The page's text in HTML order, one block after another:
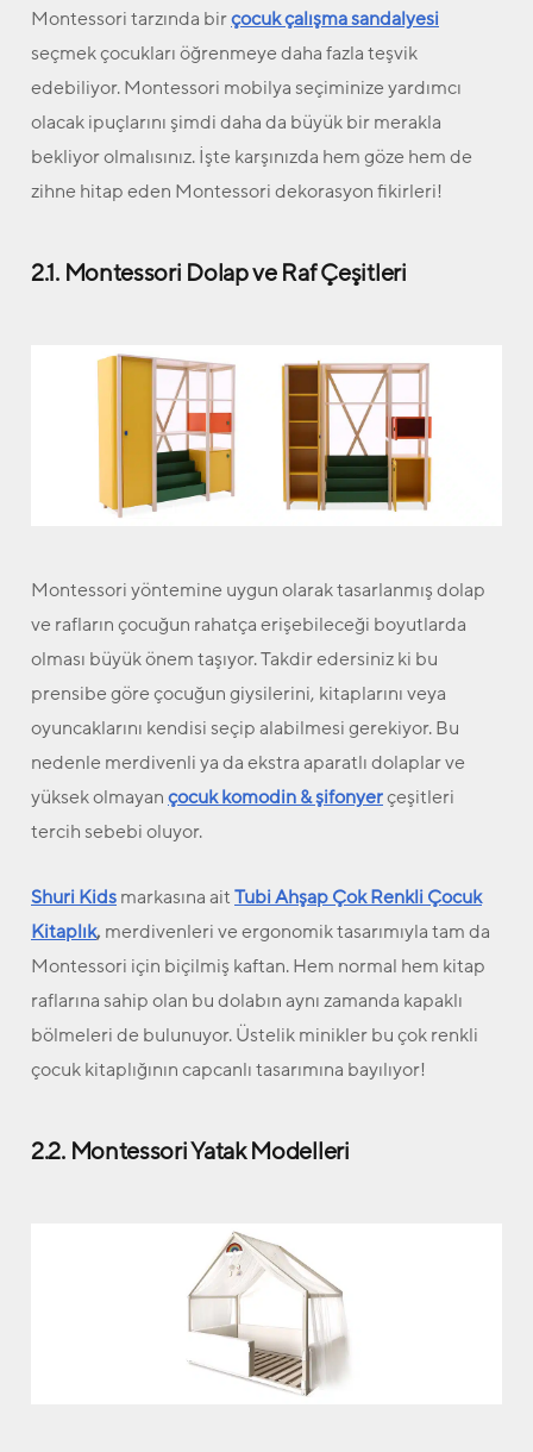
Montessori tarzında birçocuk çalışma sandalyesi
seçmek çocukları öğrenmeye daha fazla teşvik
edebiliyor. Montessori mobilya seçiminize yardımcı
olacak ipuçlarını şimdi daha da büyük bir merakla
bekliyor olmalısınız. İşte karşınızda hem göze hem de
zihne hitap eden Montessori dekorasyon fikirleri!
2.1. Montessori Dolap ve Raf Çeşitleri
Montessori yöntemine uygun olarak tasarlanmış dolap
ve rafların çocuğun rahatça erişebileceği boyutlarda
olması büyük önem taşıyor. Takdir edersiniz ki bu
prensibe göre çocuğun giysilerini, kitaplarını veya
oyuncaklarını kendisi seçip alabilmesi gerekiyor. Bu
nedenle merdivenli ya da ekstra aparatlı dolaplar ve
yüksek olmayançocuk komodin & şifonyerçeşitleri
tercih sebebi oluyor.
Shuri Kidsmarkasına aitTubi Ahşap Çok Renkli Çocuk
Kitaplık, merdivenleri ve ergonomik tasarımıyla tam da
Montessori için biçilmiş kaftan. Hem normal hem kitap
raflarına sahip olan bu dolabın aynı zamanda kapaklı
bölmeleri de bulunuyor. Üstelik minikler bu çok renkli
çocuk kitaplığının capcanlı tasarımına bayılıyor!
2.2. Montessori Yatak Modelleri